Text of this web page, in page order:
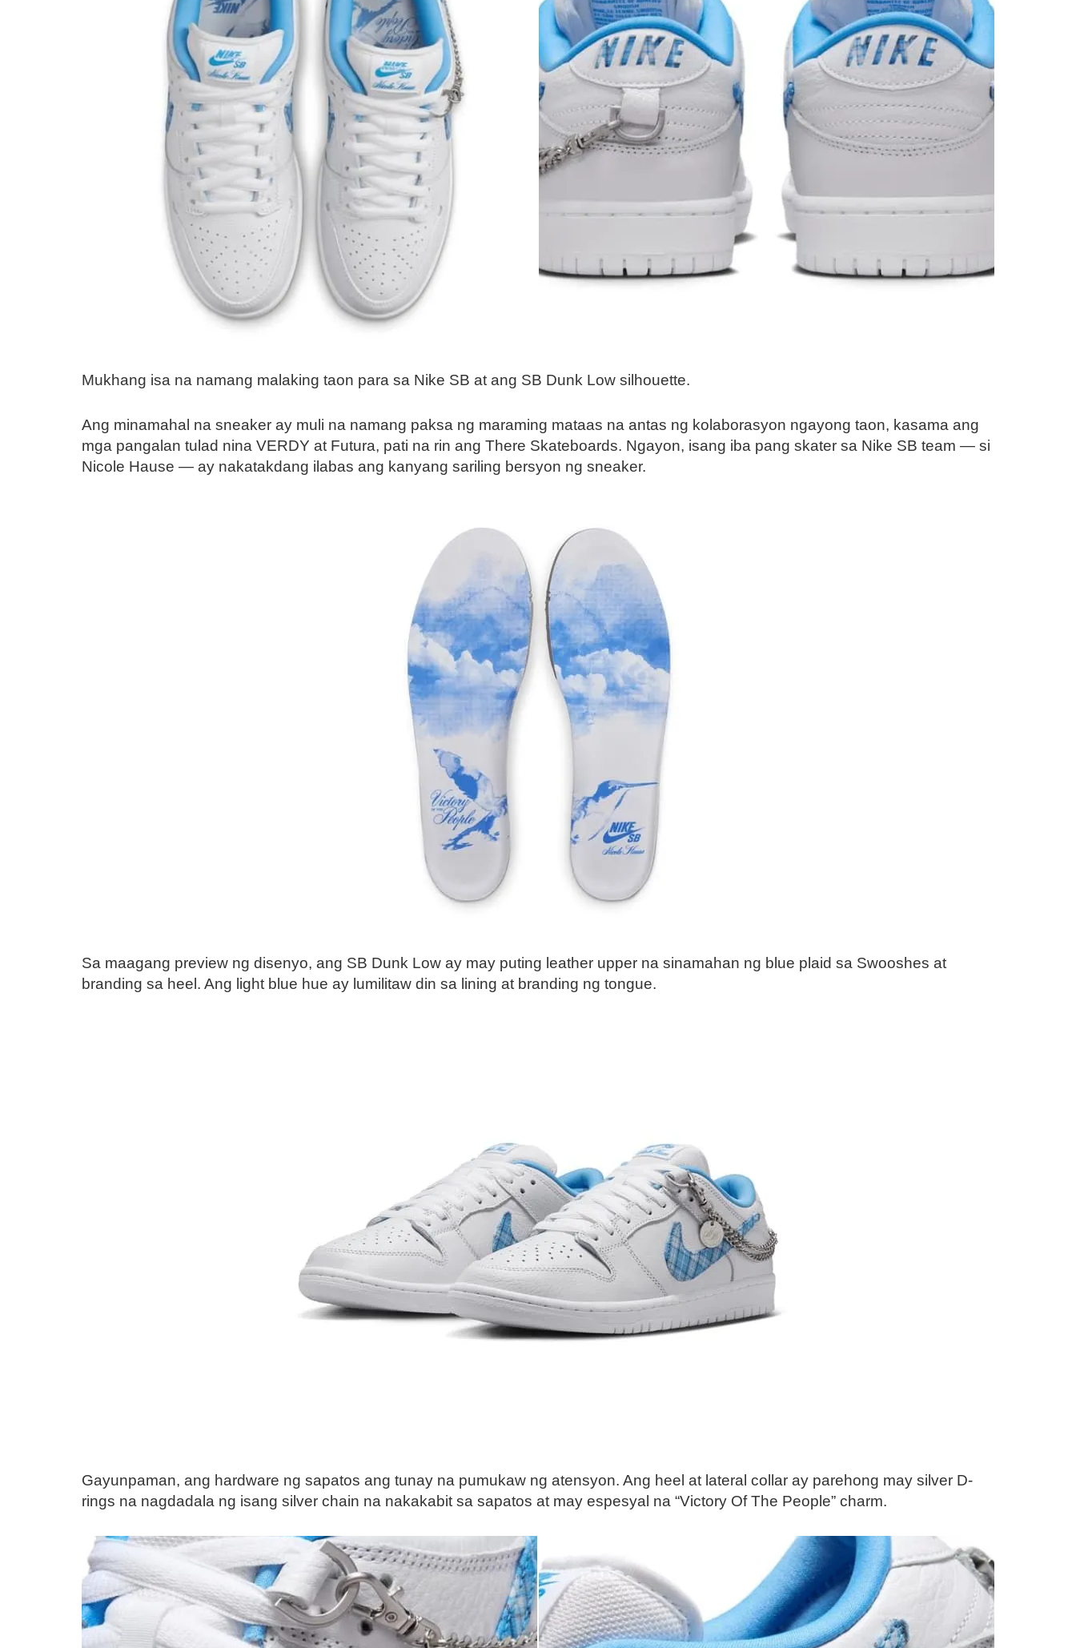
Mukhang isa na namang malaking taon para sa Nike SB at ang SB Dunk Low silhouette.
Ang minamahal na sneaker ay muli na namang paksa ng maraming mataas na antas ng kolaborasyon ngayong taon, kasama ang
mga pangalan tulad nina VERDY at Futura, pati na rin ang There Skateboards. Ngayon, isang iba pang skater sa Nike SB team — si
Nicole Hause — ay nakatakdang ilabas ang kanyang sariling bersyon ng sneaker.
Sa maagang preview ng disenyo, ang SB Dunk Low ay may puting leather upper na sinamahan ng blue plaid sa Swooshes at
branding sa heel. Ang light blue hue ay lumilitaw din sa lining at branding ng tongue.
Gayunpaman, ang hardware ng sapatos ang tunay na pumukaw ng atensyon. Ang heel at lateral collar ay parehong may silver D-
rings na nagdadala ng isang silver chain na nakakabit sa sapatos at may espesyal na “Victory Of The People” charm.